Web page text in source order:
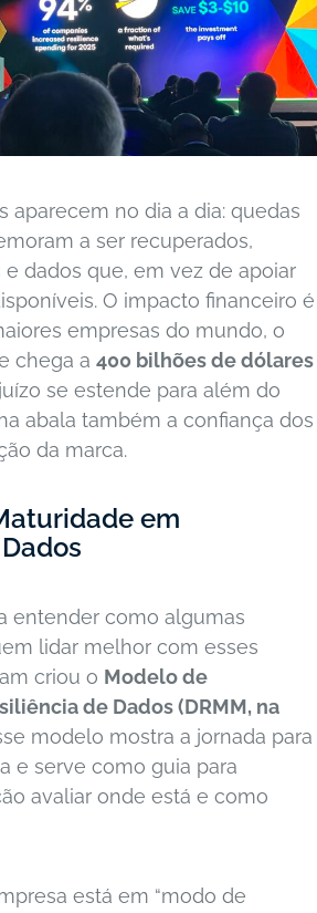
aparecem no dia a dia: quedas
a ser recuperados,
dados que, em vez de apoiar
O impacto financeiro é
empresas do mundo, o
chega a 400 bilhões de dólares
se estende para além do
abala também a confiança dos
da marca.
em
entender como algumas
lidar melhor com esses
criou o Modelo de
de Dados (DRMM, na
modelo mostra a jornada para
e serve como guia para
avaliar onde está e como
está em “modo de